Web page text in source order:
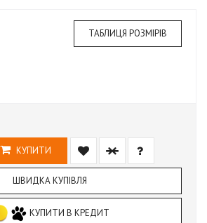
ТАБЛИЦЯ РОЗМІРІВ
КУПИТИ
ШВИДКА КУПІВЛЯ
КУПИТИ В КРЕДИТ